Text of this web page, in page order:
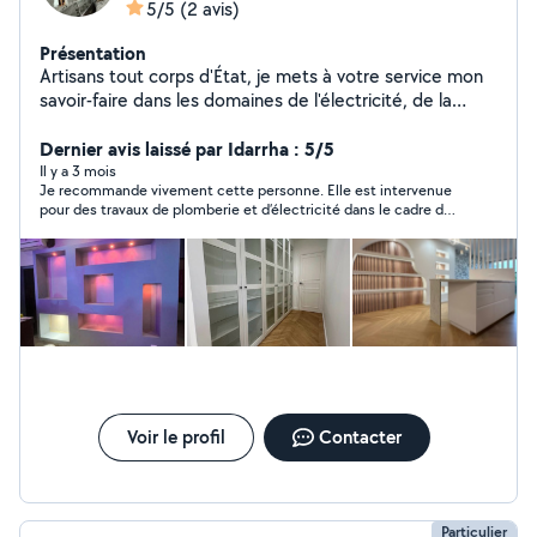
5/5 (2 avis)
Présentation
Artisans tout corps d'État, je mets à votre service mon
savoir-faire dans les domaines de l'électricité, de la
de rénovation et d'aménagement intérieur. Polyvalent,
rigoureux et à l'écoute, j'interviens rapidement pour des
prestations soignées, adaptées à vos besoins et à votre
budget.
Dernier avis laissé par Idarrha : 5/5
Il y a 3 mois
Je recommande vivement cette personne. Elle est intervenue
pour des travaux de plomberie et d’électricité dans le cadre de
été réalisé avec sérieux, professionnalisme et efficacité. Très
compétente, elle a su gérer l’installation de A à Z, en
respectant les normes et en apportant des explications claires
tout au long de l’intervention. Le chantier a été laissé propre et
le résultat est impeccable. Personne fiable, ponctuelle et
agréable, que je n’hésiterai pas à recontacter pour de futurs
Voir le profil Contacter
Particulier